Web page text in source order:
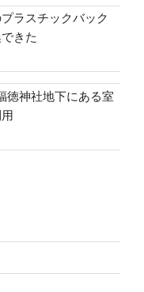
ラスチックバック
きた
徳神社地下にある室